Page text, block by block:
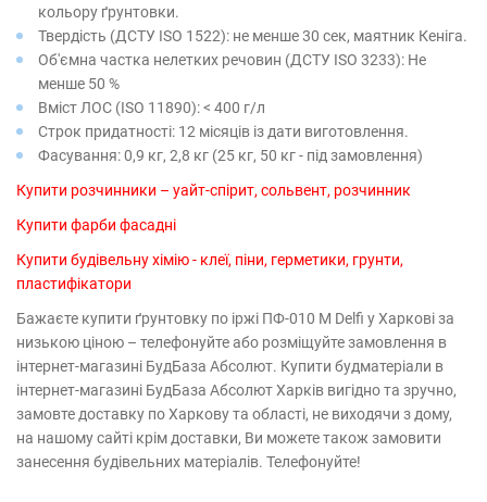
кольору ґрунтовки.
Твердість (ДСТУ ISO 1522): не менше 30 сек, маятник Кеніга.
Об'ємна частка нелетких речовин (ДСТУ ISO 3233): Не
менше 50 %
Вміст ЛОС (ISO 11890): < 400 г/л
Строк придатності: 12 місяців із дати виготовлення.
Фасування: 0,9 кг, 2,8 кг (25 кг, 50 кг - під замовлення)
Купити розчинники – уайт-спірит, сольвент, розчинник
Купити фарби фасадні
Купити будівельну хімію - клеї, піни, герметики, грунти,
пластифікатори
Бажаєте купити ґрунтовку по іржі ПФ-010 М Delfi у Харкові за
низькою ціною – телефонуйте або розміщуйте замовлення в
інтернет-магазині БудБаза Абсолют. Купити будматеріали в
інтернет-магазині БудБаза Абсолют Харків вигідно та зручно,
замовте доставку по Харкову та області, не виходячи з дому,
на нашому сайті крім доставки, Ви можете також замовити
занесення будівельних матеріалів. Телефонуйте!